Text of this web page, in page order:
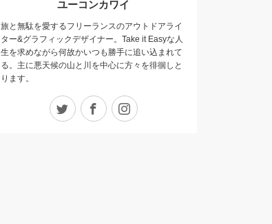
ユーコンカワイ
旅と無駄を愛するフリーランスのアウトドアライ
ター&グラフィックデザイナー。Take it Easyな人
生を求めながら何故かいつも勝手に追い込まれて
る。主に悪天候の山と川を中心に方々を徘徊しと
ります。
Twitter Facebook